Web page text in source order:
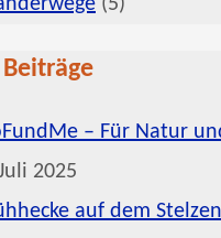
Beiträge
– Für Natur
2025
auf dem